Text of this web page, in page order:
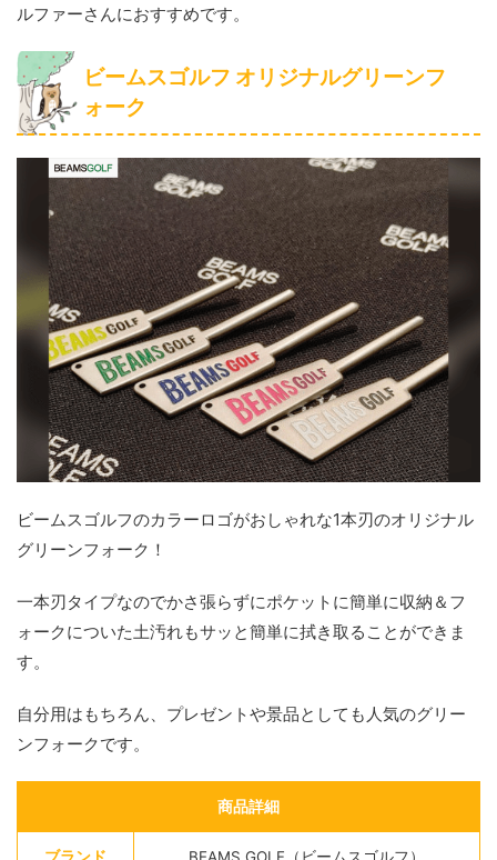
ルファーさんにおすすめです。
ビームスゴルフ オリジナルグリーンフ
ォーク
ビームスゴルフのカラーロゴがおしゃれな1本刃のオリジナル
グリーンフォーク！
一本刃タイプなのでかさ張らずにポケットに簡単に収納＆フ
ォークについた土汚れもサッと簡単に拭き取ることができま
す。
自分用はもちろん、プレゼントや景品としても人気のグリー
ンフォークです。
商品詳細
ブランド BEAMS GOLF（ビームスゴルフ）